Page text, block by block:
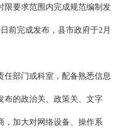
限要求范围内完成规范编制发
前完成发布，县市政府于2月
任部门或科室，配备熟悉信息
布的政治关、政策关、文字
，加大对网络设备、操作系